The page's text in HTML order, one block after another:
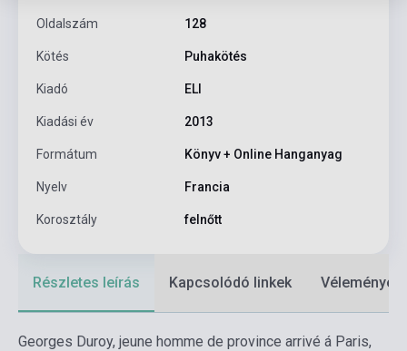
Oldalszám 128
Kötés Puhakötés
Kiadó ELI
Kiadási év 2013
Formátum Könyv + Online Hanganyag
Nyelv Francia
Korosztály felnőtt
Részletes leírás Kapcsolódó linkek Vélemények
Georges Duroy, jeune homme de province arrivé á Paris,